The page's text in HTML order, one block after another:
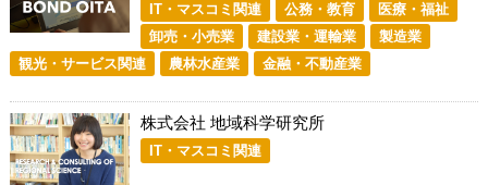
IT・マスコミ関連 公務・教育
医療・福祉
卸売・小売業
建設業・運輸業
製造業
観光・サービス関連
農林水産業 金融・不動産業
株式会社 地域科学研究所
IT・マスコミ関連